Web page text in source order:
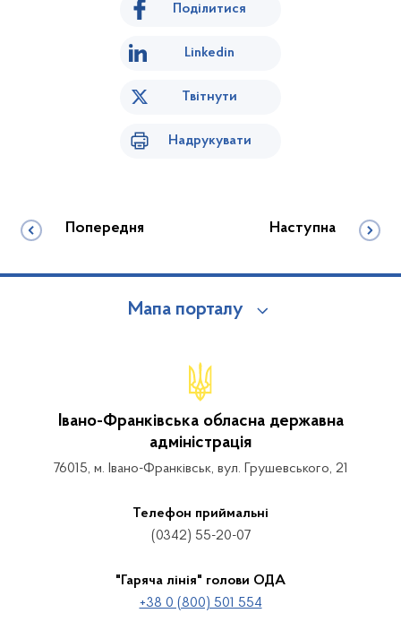
Поділитися
Linkedin
Твітнути
Надрукувати
Попередня Наступна
Мапа порталу
Івано-Франківська обласна державна
адміністрація
76015, м. Івано-Франківськ, вул. Грушевського, 21
Телефон приймальні
(0342) 55-20-07
"Гаряча лінія" голови ОДА
+38 0 (800) 501 554